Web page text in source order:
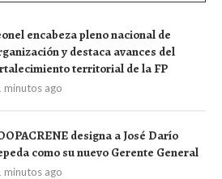
encabeza pleno nacional de
y destaca avances del
territorial de la FP
minutos ago
designa a José Darío
como su nuevo Gerente General
minutos ago